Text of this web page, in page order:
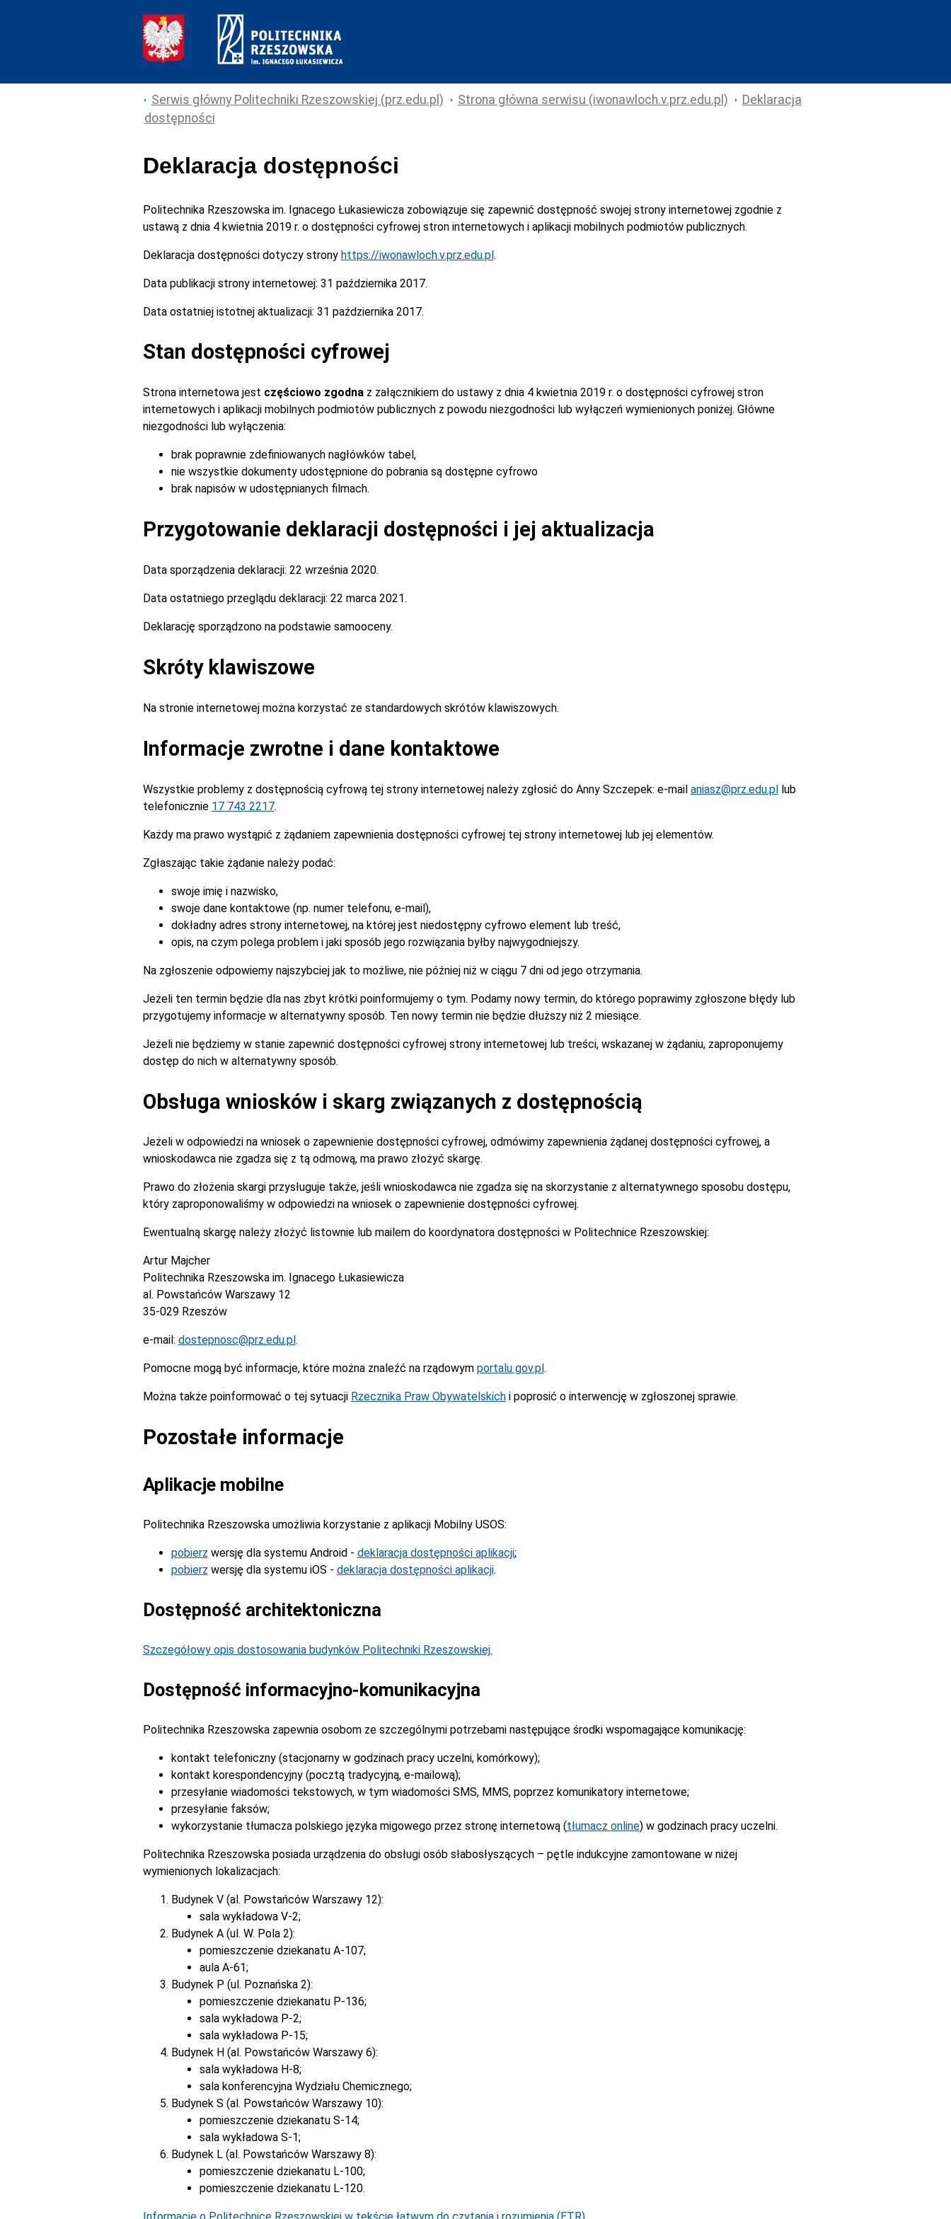
Serwis główny Politechniki Rzeszowskiej (prz.edu.pl) Strona główna serwisu (iwonawloch.v.prz.edu.pl)
Deklaracja
dostępności
Deklaracja dostępności
Politechnika Rzeszowska im. Ignacego Łukasiewiczazobowiązuje się zapewnić dostępność swojej strony internetowej zgodnie z
ustawą z dnia 4 kwietnia 2019 r. o dostępności cyfrowej stron internetowych i aplikacji mobilnych podmiotów publicznych.
Deklaracja dostępności dotyczy strony https://iwonawloch.v.prz.edu.pl.
Data publikacji strony internetowej: 31 października 2017.
Data ostatniej istotnej aktualizacji: 31 października 2017.
Stan dostępności cyfrowej
Strona internetowa jest częściowo zgodna z załącznikiem do ustawy z dnia 4 kwietnia 2019 r. o dostępności cyfrowej stron
internetowych i aplikacji mobilnych podmiotów publicznych z powodu niezgodności lub wyłączeń wymienionych poniżej. Główne
niezgodności lub wyłączenia:
brak poprawnie zdefiniowanych nagłówków tabel,
nie wszystkie dokumenty udostępnione do pobrania są dostępne cyfrowo
brak napisów w udostępnianych filmach.
Przygotowanie deklaracji dostępności i jej aktualizacja
Data sporządzenia deklaracji: 22 września 2020.
Data ostatniego przeglądu deklaracji: 22 marca 2021.
Deklarację sporządzono na podstawie samooceny.
Skróty klawiszowe
Na stronie internetowej można korzystać ze standardowych skrótów klawiszowych.
Informacje zwrotne i dane kontaktowe
Wszystkie problemy z dostępnością cyfrową tej strony internetowej należy zgłosić do Anny Szczepek: e-mail aniasz@prz.edu.pllub
telefonicznie 17 743 2217.
Każdy ma prawo wystąpić z żądaniem zapewnienia dostępności cyfrowej tej strony internetowej lub jej elementów.
Zgłaszając takie żądanie należy podać:
swoje imię i nazwisko,
swoje dane kontaktowe (np. numer telefonu, e-mail),
dokładny adres strony internetowej, na której jest niedostępny cyfrowo element lub treść,
opis, na czym polega problem i jaki sposób jego rozwiązania byłby najwygodniejszy.
Na zgłoszenie odpowiemy najszybciej jak to możliwe, nie później niż w ciągu 7 dni od jego otrzymania.
Jeżeli ten termin będzie dla nas zbyt krótki poinformujemy o tym. Podamy nowy termin, do którego poprawimy zgłoszone błędy lub
przygotujemy informacje w alternatywny sposób. Ten nowy termin nie będzie dłuższy niż 2 miesiące.
Jeżeli nie będziemy w stanie zapewnić dostępności cyfrowej strony internetowej lub treści, wskazanej w żądaniu, zaproponujemy
dostęp do nich w alternatywny sposób.
Obsługa wniosków i skarg związanych z dostępnością
Jeżeli w odpowiedzi na wniosek o zapewnienie dostępności cyfrowej, odmówimy zapewnienia żądanej dostępności cyfrowej, a
wnioskodawca nie zgadza się z tą odmową, ma prawo złożyć skargę.
Prawo do złożenia skargi przysługuje także, jeśli wnioskodawca nie zgadza się na skorzystanie z alternatywnego sposobu dostępu,
który zaproponowaliśmy w odpowiedzi na wniosek o zapewnienie dostępności cyfrowej.
Ewentualną skargę należy złożyć listownie lub mailem do koordynatora dostępności w Politechnice Rzeszowskiej:
Artur Majcher
Politechnika Rzeszowska im. Ignacego Łukasiewicza
al. Powstańców Warszawy 12
35-029 Rzeszów
e-mail: dostepnosc@prz.edu.pl .
Pomocne mogą być informacje, które można znaleźć na rządowym portalu gov.pl .
Można także poinformować o tej sytuacji Rzecznika Praw Obywatelskichi poprosić o interwencję w zgłoszonej sprawie.
Pozostałe informacje
Aplikacje mobilne
Politechnika Rzeszowska umożliwia korzystanie z aplikacji Mobilny USOS:
pobierz wersję dla systemu Android - deklaracja dostępności aplikacji;
pobierz wersję dla systemu iOS - deklaracja dostępności aplikacji.
Dostępność architektoniczna
Szczegółowy opis dostosowania budynków Politechniki Rzeszowskiej.
Dostępność informacyjno-komunikacyjna
Politechnika Rzeszowska zapewnia osobom ze szczególnymi potrzebami następujące środki wspomagające komunikację:
kontakt telefoniczny (stacjonarny w godzinach pracy uczelni, komórkowy);
kontakt korespondencyjny (pocztą tradycyjną, e-mailową);
przesyłanie wiadomości tekstowych, w tym wiadomości SMS, MMS, poprzez komunikatory internetowe;
przesyłanie faksów;
wykorzystanie tłumacza polskiego języka migowego przez stronę internetową (tłumacz online) w godzinach pracy uczelni.
Politechnika Rzeszowska posiada urządzenia do obsługi osób słabosłyszących – pętle indukcyjne zamontowane w niżej
wymienionych lokalizacjach:
Budynek V (al. Powstańców Warszawy 12):
sala wykładowa V-2;
Budynek A (ul. W. Pola 2):
pomieszczenie dziekanatu A-107;
aula A-61;
Budynek P (ul. Poznańska 2):
pomieszczenie dziekanatu P-136;
sala wykładowa P-2;
sala wykładowa P-15;
Budynek H (al. Powstańców Warszawy 6):
sala wykładowa H-8;
sala konferencyjna Wydziału Chemicznego;
Budynek S (al. Powstańców Warszawy 10):
pomieszczenie dziekanatu S-14;
sala wykładowa S-1;
Budynek L (al. Powstańców Warszawy 8):
pomieszczenie dziekanatu L-100;
pomieszczenie dziekanatu L-120.